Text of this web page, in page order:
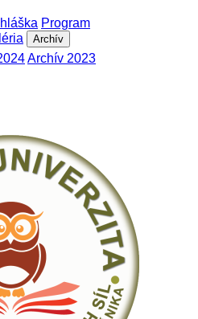
Program
Archív
Archív 2023